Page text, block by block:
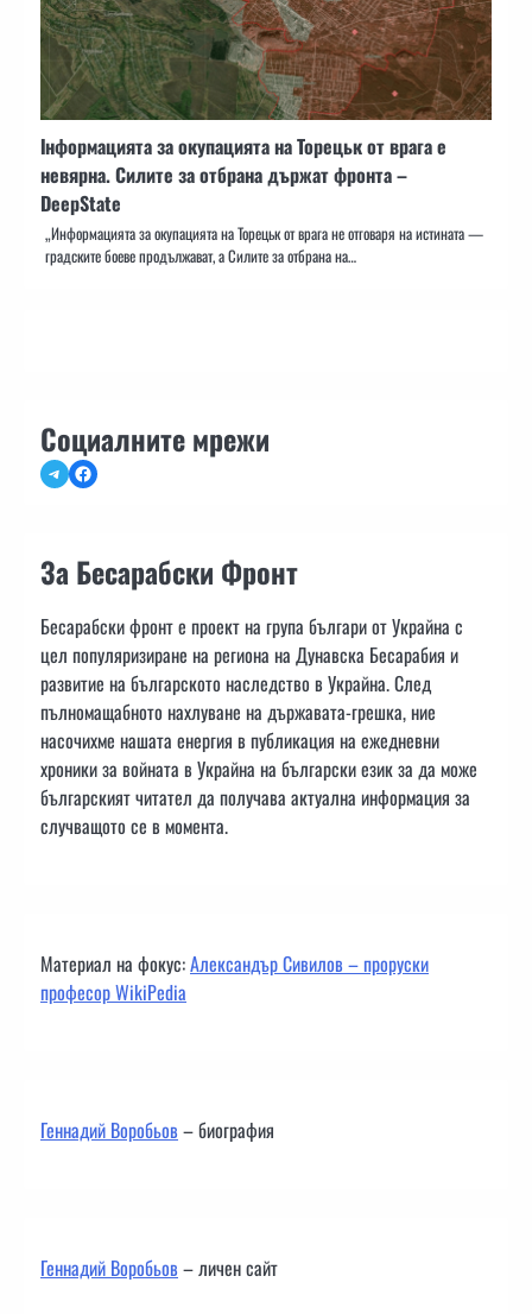
Інформацията за окупацията на Торецьк от врага е
невярна. Силите за отбрана държат фронта –
DeepState
„Информацията за окупацията на Торецьк от врага не отговаря на истината —
градските боеве продължават, а Силите за отбрана на…
Социалните мрежи
TelegramFacebook
За Бесарабски Фронт
Бесарабски фронт е проект на група българи от Украйна с
цел популяризиране на региона на Дунавска Бесарабия и
развитие на българското наследство в Украйна. След
пълномащабното нахлуване на държавата-грешка, ние
насочихме нашата енергия в публикация на ежедневни
хроники за войната в Украйна на български език за да може
българският читател да получава актуална информация за
случващото се в момента.
Материал на фокус:Александър Сивилов – проруски
професор WikiPedia
Геннадий Воробьов– биография
Геннадий Воробьов– личен сайт